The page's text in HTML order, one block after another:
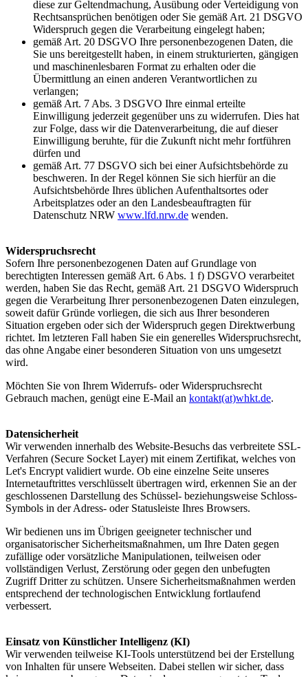
diese zur Geltendmachung, Ausübung oder Verteidigung von
Rechtsansprüchen benötigen oder Sie gemäß Art. 21 DSGVO
Widerspruch gegen die Verarbeitung eingelegt haben;
gemäß Art. 20 DSGVO Ihre personenbezogenen Daten, die
Sie uns bereitgestellt haben, in einem strukturierten, gängigen
und maschinenlesbaren Format zu erhalten oder die
Übermittlung an einen anderen Verantwortlichen zu
verlangen;
gemäß Art. 7 Abs. 3 DSGVO Ihre einmal erteilte
Einwilligung jederzeit gegenüber uns zu widerrufen. Dies hat
zur Folge, dass wir die Datenverarbeitung, die auf dieser
Einwilligung beruhte, für die Zukunft nicht mehr fortführen
dürfen und
gemäß Art. 77 DSGVO sich bei einer Aufsichtsbehörde zu
beschweren. In der Regel können Sie sich hierfür an die
Aufsichtsbehörde Ihres üblichen Aufenthaltsortes oder
Arbeitsplatzes oder an den Landesbeauftragten für
Datenschutz NRW www.lfd.nrw.de wenden.
Widerspruchsrecht
Sofern Ihre personenbezogenen Daten auf Grundlage von
berechtigten Interessen gemäß Art. 6 Abs. 1 f) DSGVO verarbeitet
werden, haben Sie das Recht, gemäß Art. 21 DSGVO Widerspruch
gegen die Verarbeitung Ihrer personenbezogenen Daten einzulegen,
soweit dafür Gründe vorliegen, die sich aus Ihrer besonderen
Situation ergeben oder sich der Widerspruch gegen Direktwerbung
richtet. Im letzteren Fall haben Sie ein generelles Widerspruchsrecht,
das ohne Angabe einer besonderen Situation von uns umgesetzt
wird.
Möchten Sie von Ihrem Widerrufs- oder Widerspruchsrecht
Gebrauch machen, genügt eine E-Mail an kontakt(at)whkt.de.
Datensicherheit
Wir verwenden innerhalb des Website-Besuchs das verbreitete SSL-
Verfahren (Secure Socket Layer) mit einem Zertifikat, welches von
Let's Encrypt validiert wurde. Ob eine einzelne Seite unseres
Internetauftrittes verschlüsselt übertragen wird, erkennen Sie an der
geschlossenen Darstellung des Schüssel- beziehungsweise Schloss-
Symbols in der Adress- oder Statusleiste Ihres Browsers.
Wir bedienen uns im Übrigen geeigneter technischer und
organisatorischer Sicherheitsmaßnahmen, um Ihre Daten gegen
zufällige oder vorsätzliche Manipulationen, teilweisen oder
vollständigen Verlust, Zerstörung oder gegen den unbefugten
Zugriff Dritter zu schützen. Unsere Sicherheitsmaßnahmen werden
entsprechend der technologischen Entwicklung fortlaufend
verbessert.
Einsatz von Künstlicher Intelligenz (KI)
Wir verwenden teilweise KI-Tools unterstützend bei der Erstellung
von Inhalten für unsere Webseiten. Dabei stellen wir sicher, dass